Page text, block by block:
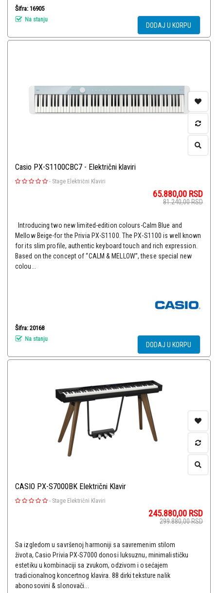
Šifra: 16905
Na stanju
DODAJ U KORPU
Casio PX-S1100CBC7 - Električni klaviri
- Stage Električni Klaviri
65.880,00 RSD
81.240,00RSD
Introducing two new limited-edition colours-Calm Blue and
Mellow Beige-for the Privia PX-S1100. The PX-S1100 is well known
for its slim profile, authentic keyboard touch and rich expression.
Based on the concept of “CALM & MELLOW”, these special new
colou...
Šifra: 20168
Na stanju
DODAJ U KORPU
CASIO PX-S7000BK Električni Klavir
- Stage Električni Klaviri
245.880,00 RSD
299.880,00RSD
Sa izgledom u savršenoj harmoniji sa savremenim stilom
života, Casio Privia PX-S7000 donosi luksuznu, minimalističku
estetiku u kombinaciji sa zvukom, odzivom i osećajem
tradicionalnog koncertnog klavira. 88 dirki teksture nalik
abonosovini & slonovači...